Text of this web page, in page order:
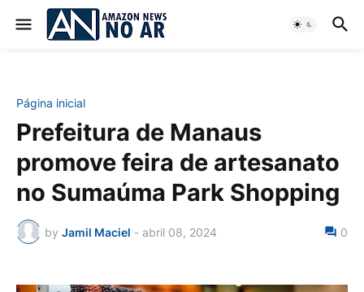
Página inicial
Prefeitura de Manaus
promove feira de artesanato
no Sumaúma Park Shopping
by Jamil Maciel - abril 08, 2024 0